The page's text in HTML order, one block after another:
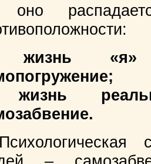
оно
«я»